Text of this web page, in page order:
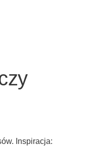
Inspiracja: